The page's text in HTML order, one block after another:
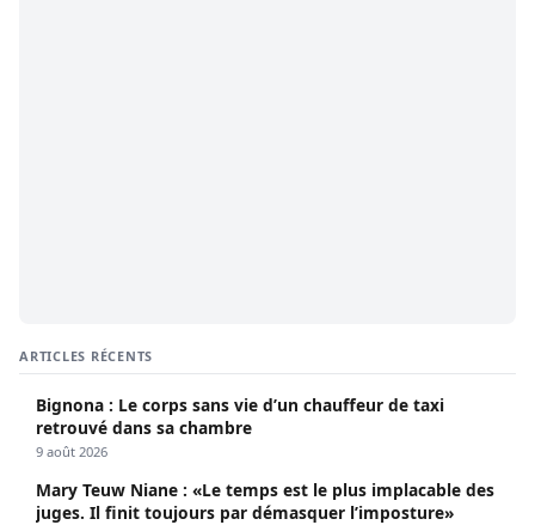
ARTICLES RÉCENTS
Bignona : Le corps sans vie d’un chauffeur de taxi
retrouvé dans sa chambre
9 août 2026
Mary Teuw Niane : «Le temps est le plus implacable des
juges. Il finit toujours par démasquer l’imposture»